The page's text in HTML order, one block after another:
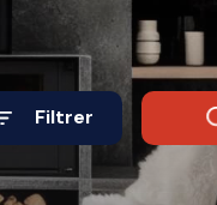
Filtrer